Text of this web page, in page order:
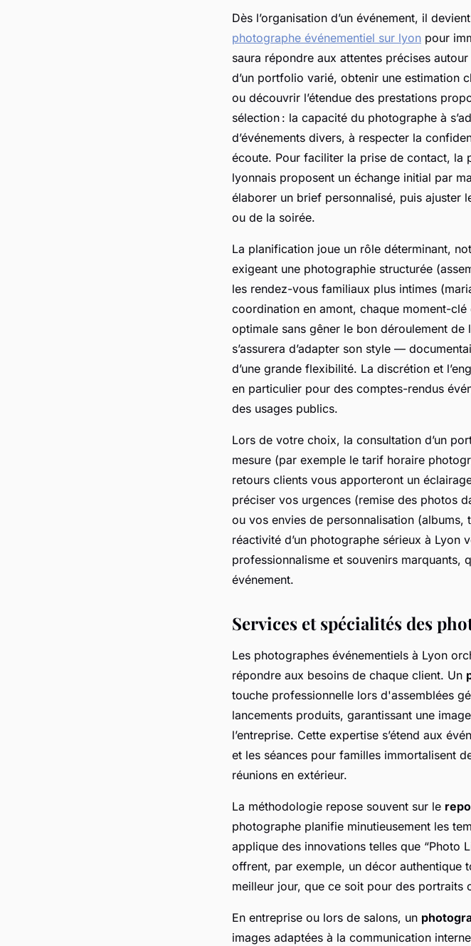
Dès l’organisation d’un événement, il
photographe événementiel sur lyon pour
saura répondre aux attentes précises
d’un portfolio varié, obtenir une estimation
ou découvrir l’étendue des prestations
sélection : la capacité du photographe à
d’événements divers, à respecter la
écoute. Pour faciliter la prise de contact, la
lyonnais proposent un échange initial par
élaborer un brief personnalisé, puis ajuster
ou de la soirée.
La planification joue un rôle déterminant,
exigeant une photographie structurée
les rendez-vous familiaux plus intimes
coordination en amont, chaque moment-
optimale sans gêner le bon déroulement de
s’assurera d’adapter son style —
d’une grande flexibilité. La discrétion et
en particulier pour des comptes-rendus
des usages publics.
Lors de votre choix, la consultation d’un
mesure (par exemple le tarif horaire
retours clients vous apporteront un
préciser vos urgences (remise des photos
ou vos envies de personnalisation (albums,
réactivité d’un photographe sérieux à Lyon
professionnalisme et souvenirs marquants,
événement.
Services et spécialités des
Les photographes événementiels à Lyon
répondre aux besoins de chaque client. Un
touche professionnelle lors d'assemblées
lancements produits, garantissant une
l’entreprise. Cette expertise s’étend aux
et les séances pour familles immortalisent
réunions en extérieur.
La méthodologie repose souvent sur le
photographe planifie minutieusement les
applique des innovations telles que “Photo
offrent, par exemple, un décor authentique
meilleur jour, que ce soit pour des portraits
En entreprise ou lors de salons, un
images adaptées à la communication